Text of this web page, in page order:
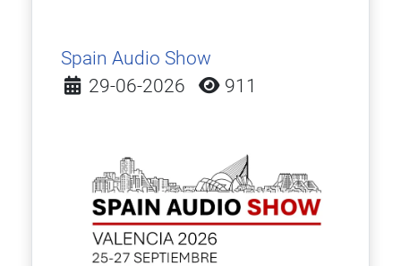
Spain Audio Show
Detalles
29-06-2026 911